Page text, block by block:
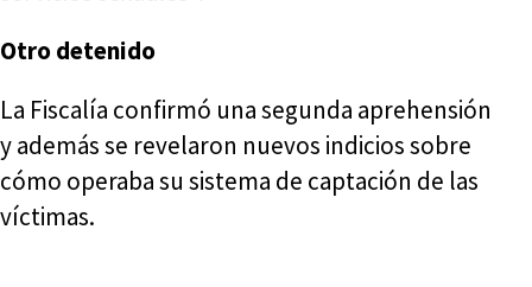
Otro detenido
La Fiscalía confirmó una segunda aprehensión
y además se revelaron nuevos indicios sobre
cómo operaba su sistema de captación de las
víctimas.